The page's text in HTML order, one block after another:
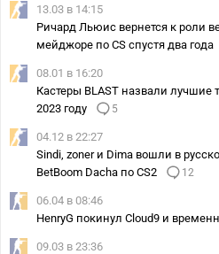
13.03 в 14:15
Ричард Льюис вернется к роли
мейджоре по CS спустя два года
08.01 в 16:20
Кастеры BLAST назвали лучшие
2023 году
5
04.12 в 22:27
Sindi, zoner и Dima вошли в
BetBoom Dacha по CS2
12
06.04 в 08:46
HenryG покинул Cloud9 и
09.03 в 23:36